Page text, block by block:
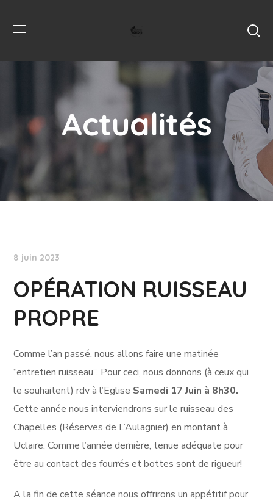
Actualités
8 juin 2023
OPÉRATION RUISSEAU
PROPRE
Comme l’an passé, nous allons faire une matinée
“entretien ruisseau”. Pour ceci, nous donnons (à ceux qui
le souhaitent) rdv à l’Eglise Samedi 17 Juin à 8h30.
Cette année nous interviendrons sur le ruisseau des
Chapelles (Réserves de L’Aulagnier) en montant à
Uclaire. Comme l’année dernière, tenue adéquate pour
être au contact des fourrés et bottes sont de rigueur!
A la fin de cette séance nous offrirons un appétitif pour